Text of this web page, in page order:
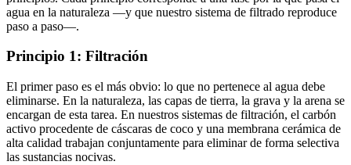
agua en la naturaleza —y que nuestro sistema de filtrado reproduce
paso a paso—.
Principio 1: Filtración
El primer paso es el más obvio: lo que no pertenece al agua debe
eliminarse. En la naturaleza, las capas de tierra, la grava y la arena se
encargan de esta tarea. En nuestros sistemas de filtración, el carbón
activo procedente de cáscaras de coco y una membrana cerámica de
alta calidad trabajan conjuntamente para eliminar de forma selectiva
las sustancias nocivas.